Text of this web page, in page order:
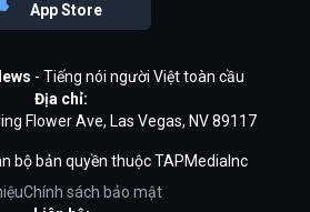
App Store
- Tiếng nói người Việt toàn cầu
Địa chỉ:
Flower Ave, Las Vegas, NV 89117
bộ bản quyền thuộc TAPMediaInc
Chính sách bảo mật